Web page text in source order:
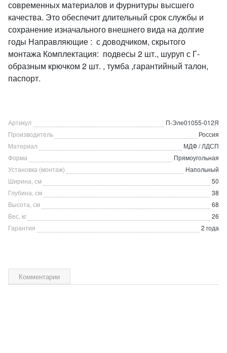
современных материалов и фурнитуры высшего
качества. Это обеспечит длительный срок службы и
сохранение изначального внешнего вида на долгие
годы Направляющие : с доводчиком, скрытого
монтажа Комплектация: подвесы 2 шт., шуруп с Г-
образным крючком 2 шт. , тумба ,гарантийный талон,
паспорт.
Артикул
П-Эле01055-012Я
Производитель
Россия
Материал
МДФ / ЛДСП
Форма
Прямоугольная
Установка (монтаж)
Напольный
Ширина, см
50
Глубина, см
38
Высота, см
68
Вес, кг
26
Гарантия
2 года
Комментарии